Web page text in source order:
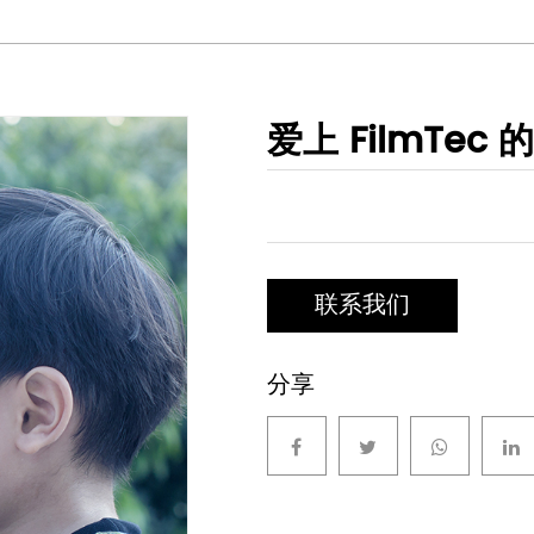
爱上 FilmTec
联系我们
分享